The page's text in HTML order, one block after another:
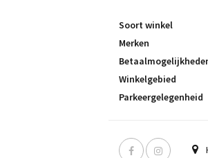
Soort winkel
Merken
Winkelgebied
Parkeergelegenheid